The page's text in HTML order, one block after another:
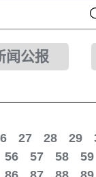
闻公报
27 28 29
56 57 58 59